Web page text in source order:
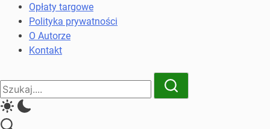
Opłaty targowe
Polityka prywatności
O Autorze
Kontakt
Close
Search
Search